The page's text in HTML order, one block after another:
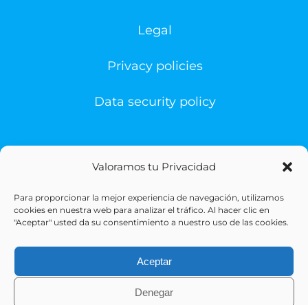
Valoramos tu Privacidad
Para proporcionar la mejor experiencia de navegación, utilizamos
cookies en nuestra web para analizar el tráfico. Al hacer clic en
"Aceptar" usted da su consentimiento a nuestro uso de las cookies.
Aceptar
Denegar
Legal
Privacy policies
Data security policy
© Copyright 1993 -2026 | Sigesa Sistemas de Gestión
Sanitaria | All Rights Reserved